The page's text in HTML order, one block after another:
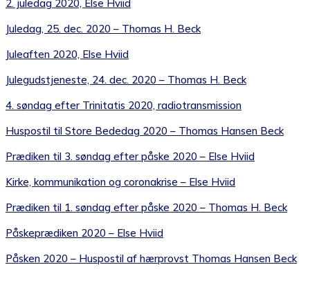
2. juledag 2020, Else Hviid
Juledag, 25. dec. 2020 – Thomas H. Beck
Juleaften 2020, Else Hviid
Julegudstjeneste, 24. dec. 2020 – Thomas H. Beck
4. søndag efter Trinitatis 2020, radiotransmission
Huspostil til Store Bededag 2020 – Thomas Hansen Beck
Prædiken til 3. søndag efter påske 2020 – Else Hviid
Kirke, kommunikation og coronakrise – Else Hviid
Prædiken til 1. søndag efter påske 2020 – Thomas H. Beck
Påskeprædiken 2020 – Else Hviid
Påsken 2020 – Huspostil af hærprovst Thomas Hansen Beck